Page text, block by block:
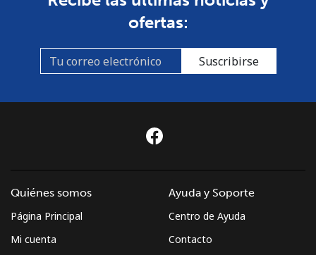
ofertas:
Suscribirse
Quiénes somos
Página Principal
Mi cuenta
Ayuda y Soporte
Centro de Ayuda
Contacto